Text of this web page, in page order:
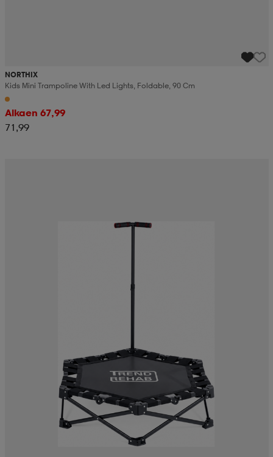
NORTHIX
Kids Mini Trampoline With Led Lights, Foldable, 90 Cm
Alkaen 67,99
71,99